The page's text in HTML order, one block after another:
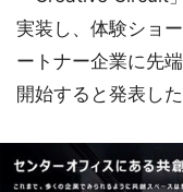
実装し、体験ショ
ートナー企業に先
開始すると発表した